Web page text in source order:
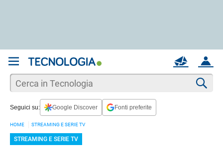
ACCOUNT
MAIL
Seguici su: Google Discover Fonti preferite
HOME STREAMING E SERIE TV
STREAMING E SERIE TV